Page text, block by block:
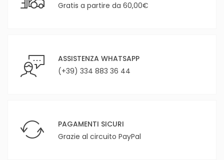
Gratis a partire da 60,00€
ASSISTENZA WHATSAPP
(+39) 334 883 36 44
PAGAMENTI SICURI
Grazie al circuito PayPal